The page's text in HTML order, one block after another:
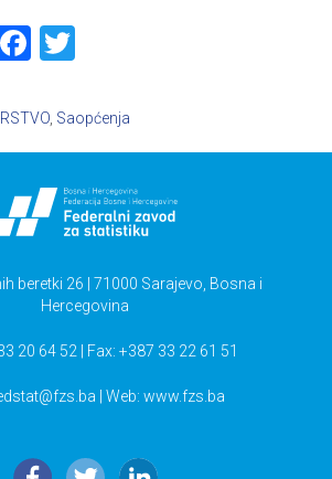
Facebook
Saopćenja
beretki 26 | 71000 Sarajevo, Bosna i
Hercegovina
20 64 52 | Fax: +387 33 22 61 51
| Web: www.fzs.ba